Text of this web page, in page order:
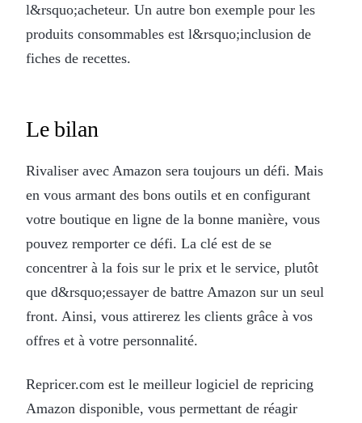
l&rsquo;acheteur. Un autre bon exemple pour les
produits consommables est l&rsquo;inclusion de
fiches de recettes.
Le bilan
Rivaliser avec Amazon sera toujours un défi. Mais
en vous armant des bons outils et en configurant
votre boutique en ligne de la bonne manière, vous
pouvez remporter ce défi. La clé est de se
concentrer à la fois sur le prix et le service, plutôt
que d&rsquo;essayer de battre Amazon sur un seul
front. Ainsi, vous attirerez les clients grâce à vos
offres et à votre personnalité.
Repricer.com est le meilleur logiciel de repricing
Amazon disponible, vous permettant de réagir